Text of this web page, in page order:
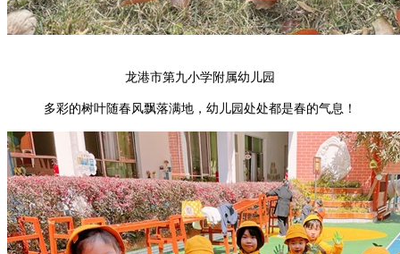
龙港市第九小学附属幼儿园
多彩的树叶随春风飘落满地，幼儿园处处都是春的气息！